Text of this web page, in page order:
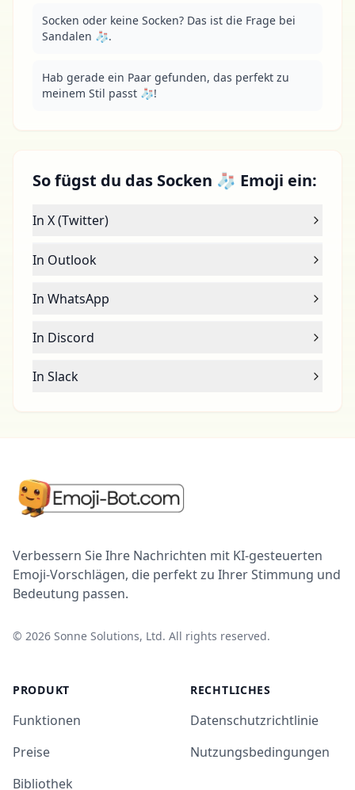
Socken oder keine Socken? Das ist die Frage bei
Sandalen 🧦.
Hab gerade ein Paar gefunden, das perfekt zu
meinem Stil passt 🧦!
So fügst du das Socken 🧦 Emoji ein:
In X (Twitter)
In Outlook
In WhatsApp
In Discord
In Slack
Verbessern Sie Ihre Nachrichten mit KI-gesteuerten
Emoji-Vorschlägen, die perfekt zu Ihrer Stimmung und
Bedeutung passen.
© 2026 Sonne Solutions, Ltd. All rights reserved.
PRODUKT
Funktionen
Preise
Bibliothek
RECHTLICHES
Datenschutzrichtlinie
Nutzungsbedingungen